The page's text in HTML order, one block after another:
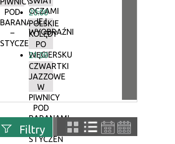
POD
BARANAMI
–
STYCZEŃ
OCZAMI
JEJ
WYOBRAŹNI
20:00
POLSKIE
KOLĘDY
PO
WĘGIERSKU
21:00
CZWARTKI
JAZZOWE
W
PIWNICY
POD
BARANAMI
–
STYCZEŃ
Filtry